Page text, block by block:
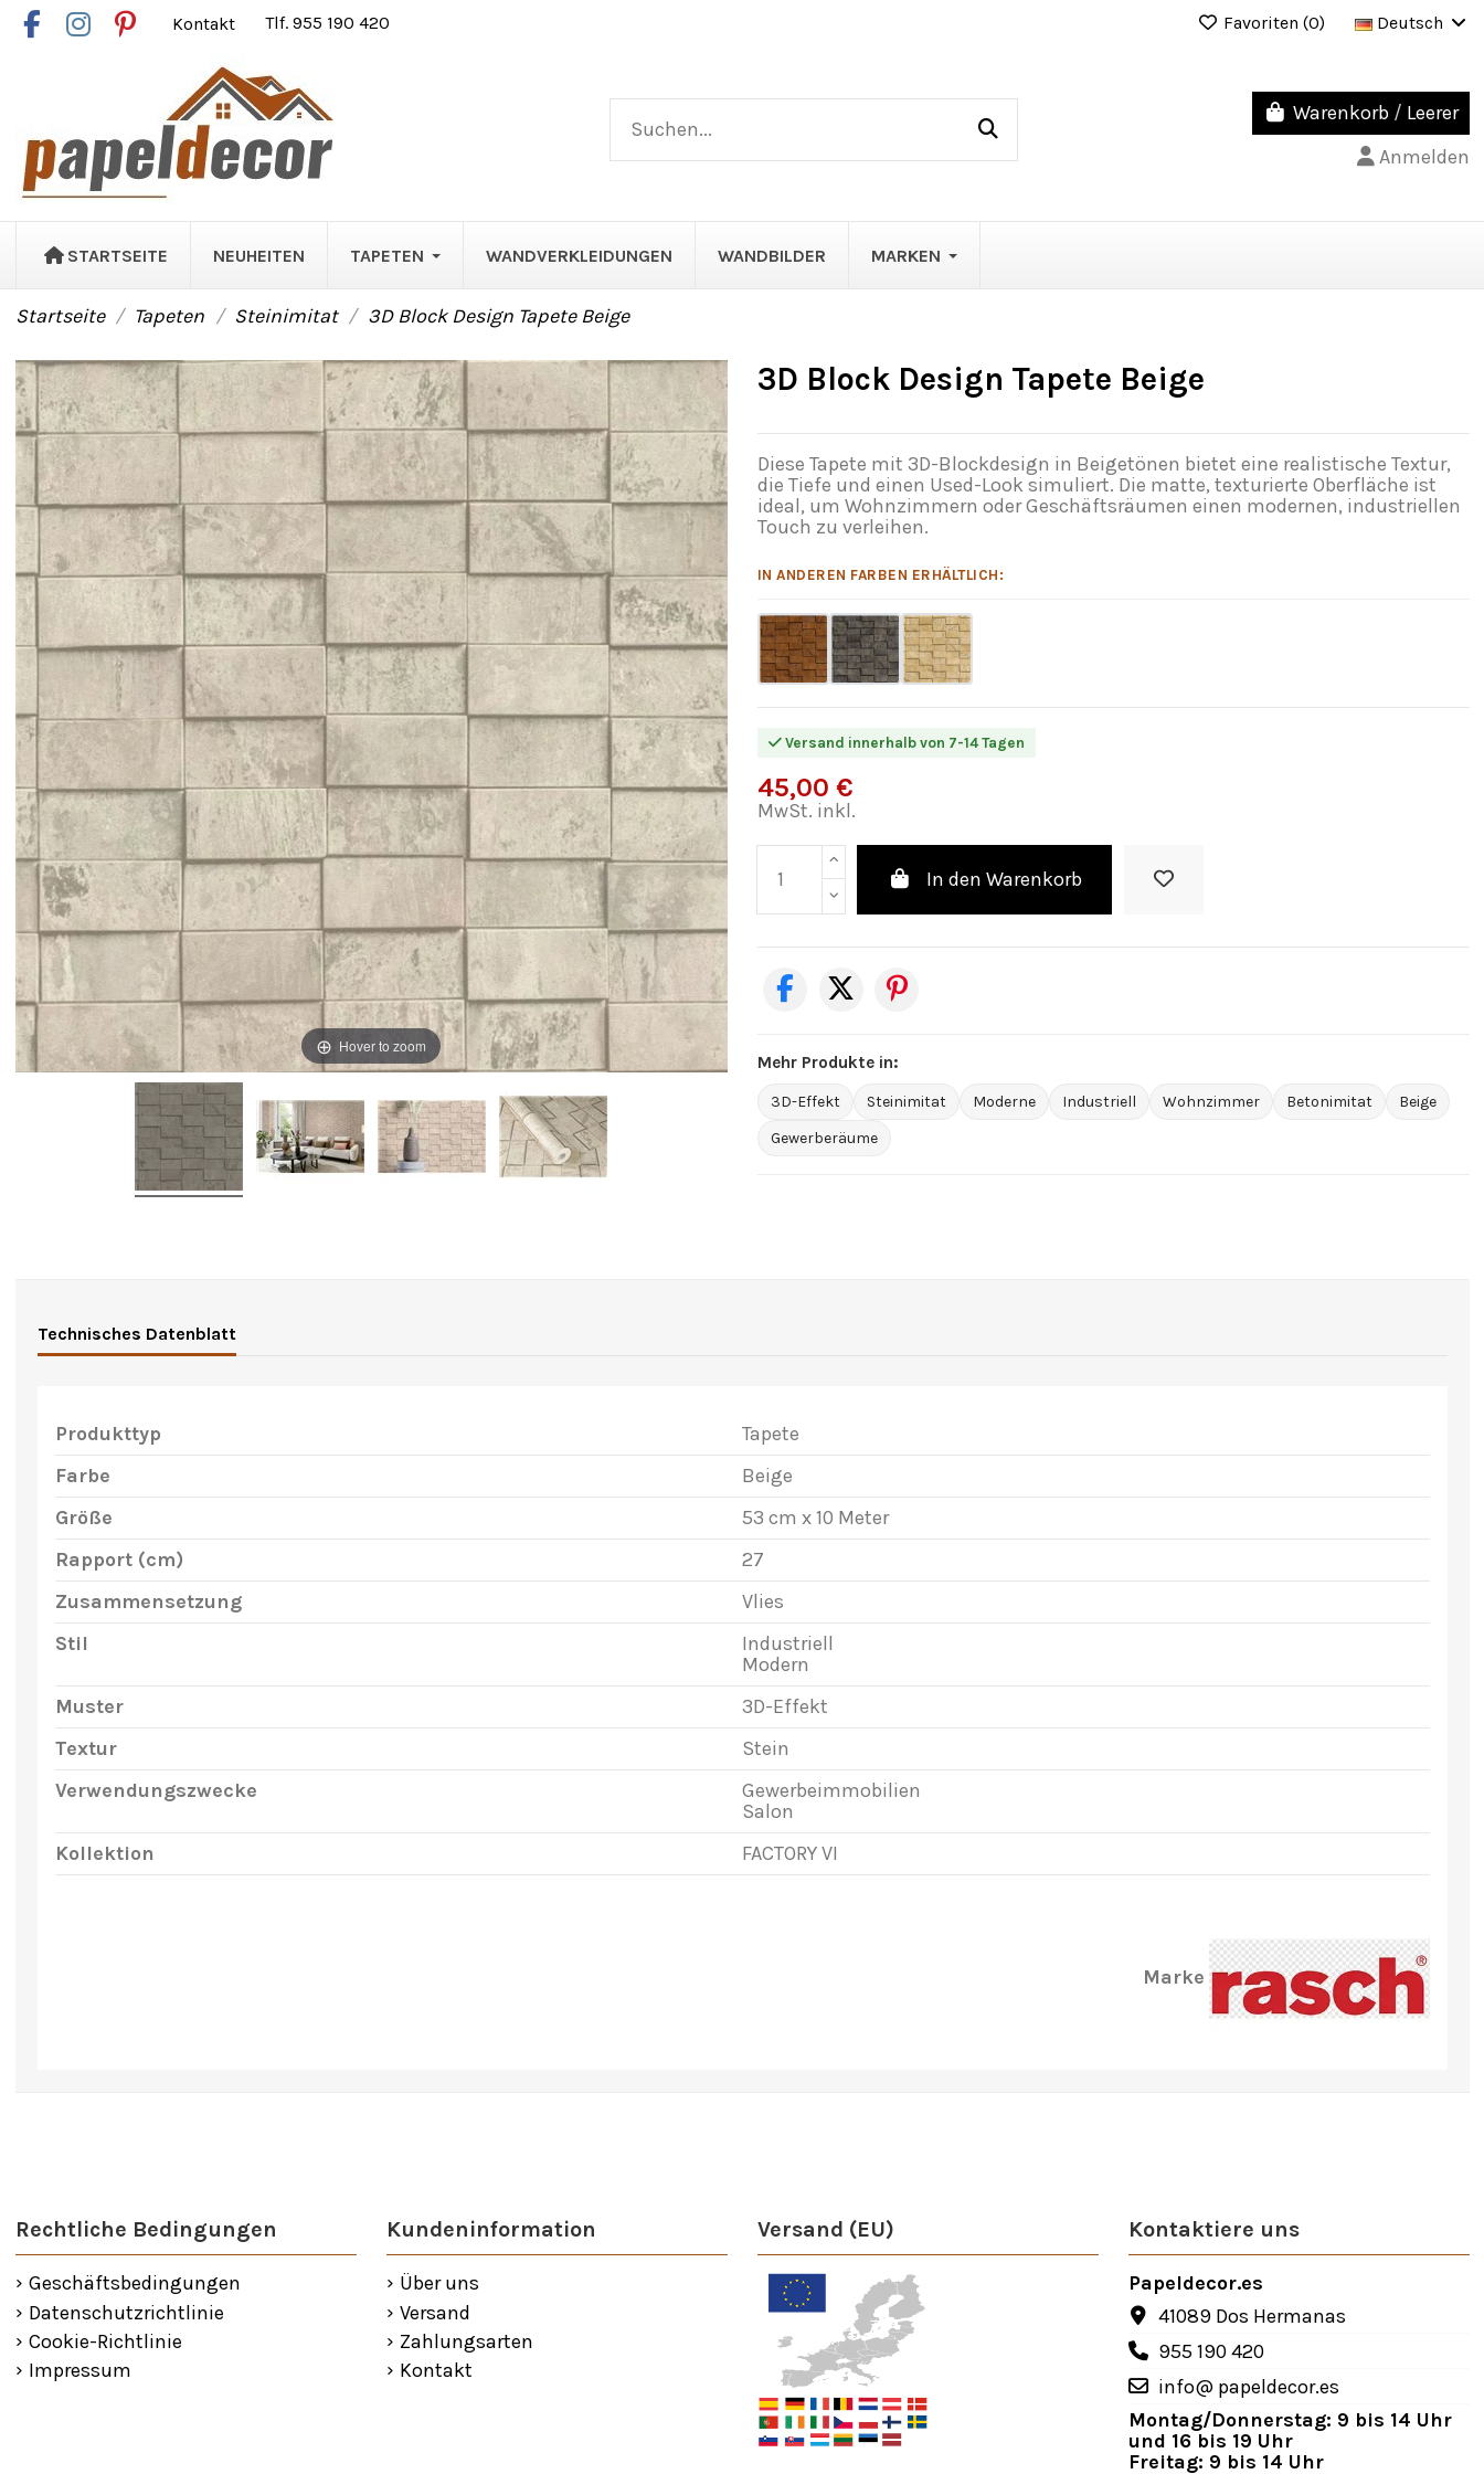
Kontakt Tlf. 955 190 420 Favoriten (0) Deutsch
Warenkorb / Leerer
Anmelden
STARTSEITE NEUHEITEN TAPETEN WANDVERKLEIDUNGEN WANDBILDER MARKEN
Startseite Tapeten Steinimitat 3D Block Design Tapete Beige
Hover to zoom
3D Block Design Tapete Beige
Diese Tapete mit 3D-Blockdesign in Beigetönen bietet eine realistische Textur,
die Tiefe und einen Used-Look simuliert. Die matte, texturierte Oberfläche ist
ideal, um Wohnzimmern oder Geschäftsräumen einen modernen, industriellen
Touch zu verleihen.
IN ANDEREN FARBEN ERHÄLTLICH:
Versand innerhalb von 7-14 Tagen
45,00 €
MwSt. inkl.
In den Warenkorb
Mehr Produkte in:
3D-Effekt Steinimitat Moderne Industriell Wohnzimmer Betonimitat
Beige
Gewerberäume
Technisches Datenblatt
Produkttyp
Tapete
Farbe
Beige
Größe
53 cm x 10 Meter
Rapport (cm)
27
Zusammensetzung
Vlies
Stil
Industriell
Modern
Muster
3D-Effekt
Textur
Stein
Verwendungszwecke
Gewerbeimmobilien
Salon
Kollektion
FACTORY VI
Marke
Rechtliche Bedingungen
Geschäftsbedingungen
Datenschutzrichtlinie
Cookie-Richtlinie
Impressum
Kundeninformation
Über uns
Versand
Zahlungsarten
Kontakt
Versand (EU) Kontaktiere uns
Papeldecor.es
41089 Dos Hermanas
955 190 420
info@ papeldecor.es
Montag/Donnerstag: 9 bis 14 Uhr
und 16 bis 19 Uhr
Freitag: 9 bis 14 Uhr